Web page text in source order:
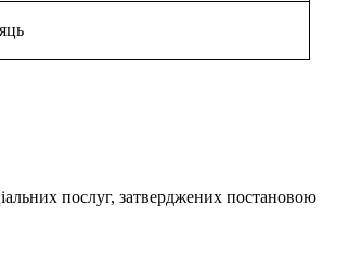
послуг, затверджених постановою